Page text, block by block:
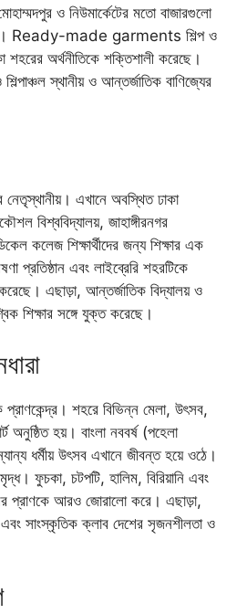
ও নিউমার্কেটের মতো বাজারগুলো
Ready-made garments শিল্প ও
অর্থনীতিকে শক্তিশালী করেছে।
স্থানীয় ও আন্তর্জাতিক বাণিজ্যের
নেতৃস্থানীয়। এখানে অবস্থিত ঢাকা
বিশ্ববিদ্যালয়, জাহাঙ্গীরনগর
কলেজ শিক্ষার্থীদের জন্য শিক্ষার এক
প্রতিষ্ঠান এবং লাইব্রেরি শহরটিকে
করেছে। এছাড়া, আন্তর্জাতিক বিদ্যালয় ও
শিক্ষার সঙ্গে যুক্ত করেছে।
প্রাণকেন্দ্র। শহরে বিভিন্ন মেলা, উৎসব,
অনুষ্ঠিত হয়। বাংলা নববর্ষ (পহেলা
ধর্মীয় উৎসব এখানে জীবন্ত হয়ে ওঠে।
ফুচকা, চটপটি, হালিম, বিরিয়ানি এবং
প্রাণকে আরও জোরালো করে। এছাড়া,
এবং সাংস্কৃতিক ক্লাব দেশের সৃজনশীলতা ও